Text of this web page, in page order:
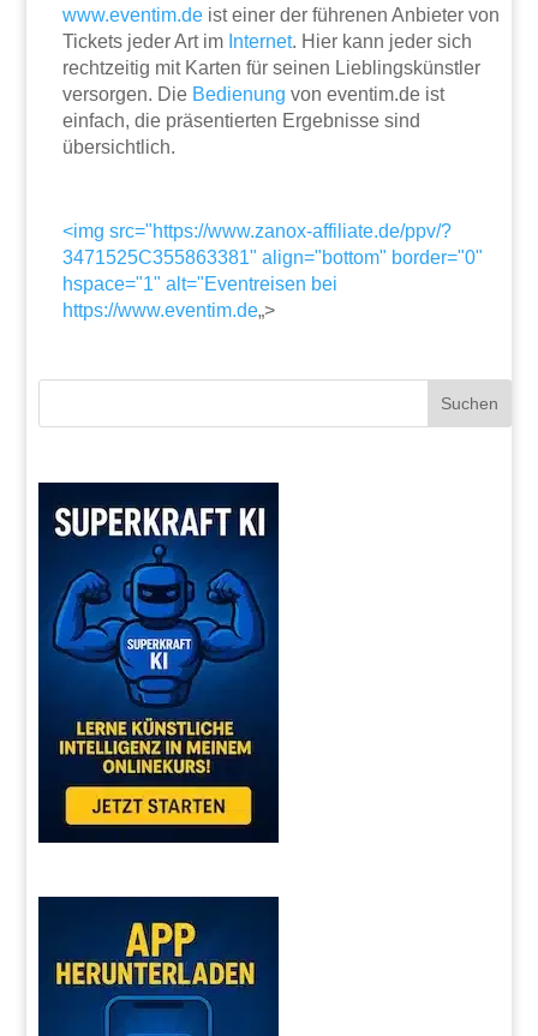
www.eventim.de ist einer der führenen Anbieter von
Tickets jeder Art im Internet. Hier kann jeder sich
rechtzeitig mit Karten für seinen Lieblingskünstler
versorgen. Die Bedienung von eventim.de ist
einfach, die präsentierten Ergebnisse sind
übersichtlich.
<img src="https://www.zanox-affiliate.de/ppv/?
3471525C355863381" align="bottom" border="0"
hspace="1" alt="Eventreisen bei
https://www.eventim.de„>